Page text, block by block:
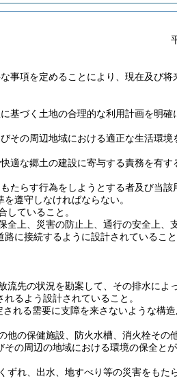
事項を定めることにより、現在及び将
基づく土地の合理的な利用計画を明確
その周辺地域における適正な生活環境
適な郷土の建設に寄与する責務を有す
たらす行為をしようとする者及び当該
遵守しなければならない。
ていること。
上、災害の防止上、通行の安全上、
に接続するように設計されていること
流先の状況を勘案して、その排水によ
るよう設計されていること。
れる需要に支障を来さないような構
他の保健施設、防火水槽、消火栓その
の周辺の地域における環境の保全と
ずれ、出水、地すべり等の災害をもた